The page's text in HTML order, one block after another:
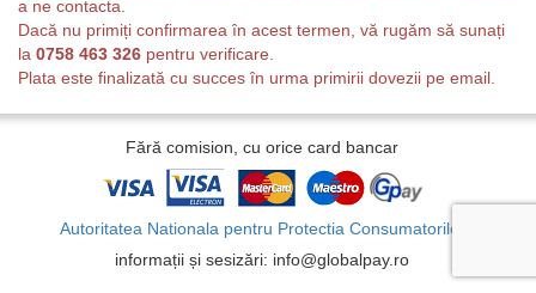
a ne contacta.
Dacă nu primiți confirmarea în acest termen, vă rugăm să sunați
la 0758 463 326 pentru verificare.
Plata este finalizată cu succes în urma primirii dovezii pe email.
Fără comision, cu orice card bancar
Autoritatea Nationala pentru Protectia Consumatorilor
informații și sesizări: info@globalpay.ro